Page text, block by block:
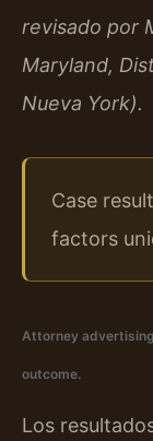
revisado por
Maryland,
Nueva York).
Case
factors
Attorney
outcome.
Los